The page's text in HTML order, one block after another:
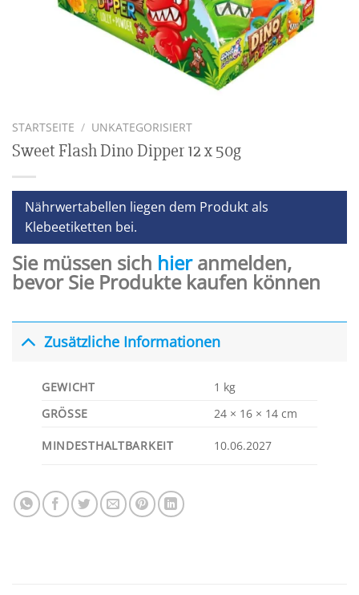
STARTSEITE / UNKATEGORISIERT
Sweet Flash Dino Dipper 12 x 50g
Nährwertabellen liegen dem Produkt als
Klebeetiketten bei.
Sie müssen sich hieranmelden,
bevor Sie Produkte kaufen können
Zusätzliche Informationen
GEWICHT
1 kg
GRÖSSE
24 × 16 × 14 cm
MINDESTHALTBARKEIT 10.06.2027